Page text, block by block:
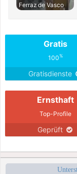
Ferraz de Vasco
Gratis
100%
Gratisdienste
Ernsthaft
Top-Profile
Geprüft